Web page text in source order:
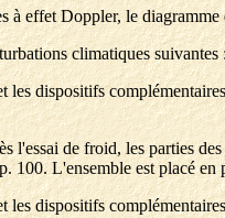
à effet Doppler, le
climatiques suivantes
les dispositifs
l'essai de froid, les parties
100. L'ensemble est placé
les dispositifs